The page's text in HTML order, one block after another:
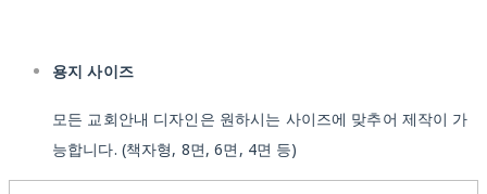
용지 사이즈
모든 교회안내 디자인은 원하시는 사이즈에 맞추어 제작이 가
능합니다. (책자형, 8면, 6면, 4면 등)